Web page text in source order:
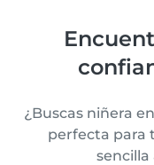
¿Buscas niñera
perfecta para
sencilla